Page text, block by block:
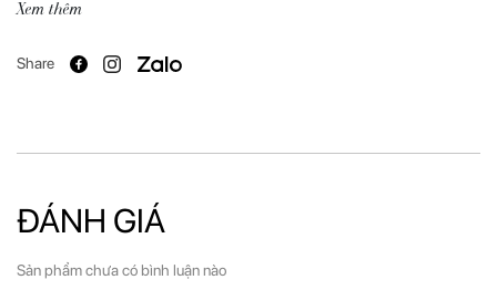
hương, hòa cùng làn da người mặc, dần hé lộ những khía cạnh quyến rũ,
Nhà chế tác
Xuất xứ
: Ý
Xem thêm
Share
ĐÁNH GIÁ
Sản phẩm chưa có bình luận nào